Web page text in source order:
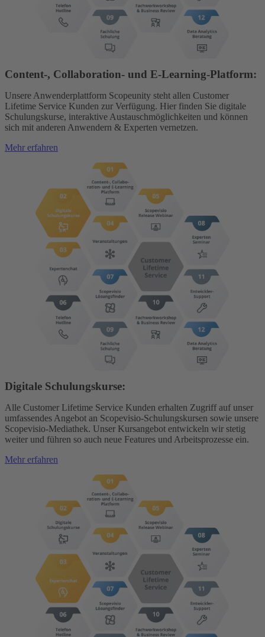
Content-, Collaboration- und E-Learning-Platform:
Unsere Anwenderplattform Scopeunity steht allen Customer
Lifetime Service Kunden zur Verfügung. Hier finden Sie digitale
Schulungskurse, interaktive Austauschmöglichkeiten und können
sich mit anderen Anwendern & Experten vernetzen.
Mehr erfahren
Digitale Schulungskurse:
Alle Customer Lifetime Service Kunden erhalten Zugriff auf unser
umfassendes Angebot an Scopevisio-Schulungskursen sowie unsere
Scopevisio-Mediathek. Unser Kursangebot entwickeln wir stetig
weiter und führen so auch neue Features und Arbeitsprozesse ein.
Mehr erfahren